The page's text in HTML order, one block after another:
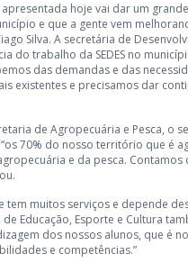
apresentada hoje vai dar um
e que a gente vem
Silva. A secretária de
do trabalho da SEDES no
das demandas e das
existentes e precisamos dar
de Agropecuária e Pesca, o
70% do nosso território que é
e da pesca.
tem muitos serviços e depende
Educação, Esporte e Cultura
dos nossos alunos, que é
e competências.”